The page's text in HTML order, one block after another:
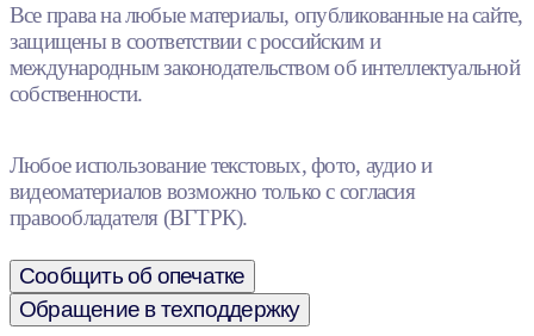
Все права на любые материалы, опубликованные на сайте,
защищены в соответствии с российским и
международным законодательством об интеллектуальной
собственности.
Любое использование текстовых, фото, аудио и
видеоматериалов возможно только с согласия
правообладателя (ВГТРК).
Сообщить об опечатке
Обращение в техподдержку